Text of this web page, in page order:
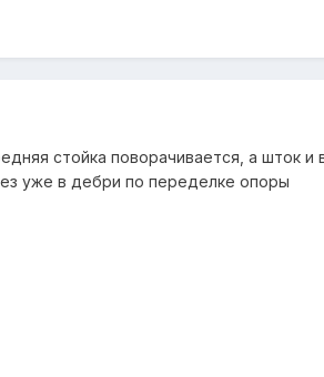
стойка поворачивается, а шток
уже в дебри по переделке опоры